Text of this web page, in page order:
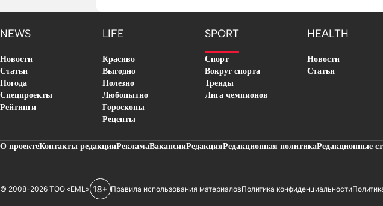
NEWS LIFE SPORT HEALTH
Новости
Статьи
Погода
Спецпроекты
Рейтинги
Красиво
Выгодно
Полезно
Любопытно
Гороскопы
Рецепты
Спорт
Вокруг спорта
Тренды
Лига чемпионов
Новости
Статьи
О проектеКонтакты редакцииРекламаВакансииРедакцияРедакционная политикаРедакционные
© 2008-2026 ТОО «EML» Правила использования материаловПолитика конфиденциальности